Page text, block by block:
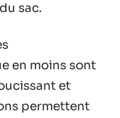
sac.
en moins sont
et
permettent